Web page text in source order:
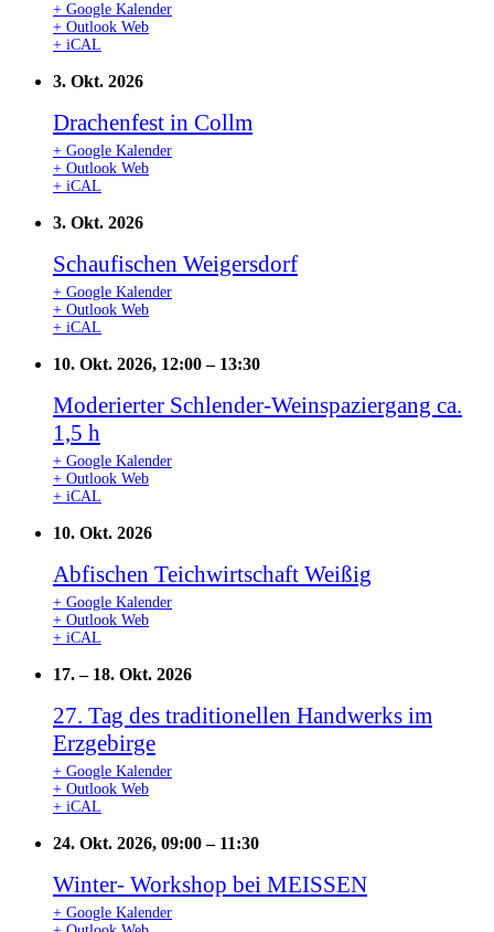
+ Google Kalender
+ Outlook Web
+ iCAL
3. Okt. 2026
Drachenfest in Collm
+ Google Kalender
+ Outlook Web
+ iCAL
3. Okt. 2026
Schaufischen Weigersdorf
+ Google Kalender
+ Outlook Web
+ iCAL
10. Okt. 2026, 12:00–13:30
Moderierter Schlender-Weinspaziergang ca.
1,5 h
+ Google Kalender
+ Outlook Web
+ iCAL
10. Okt. 2026
Abfischen Teichwirtschaft Weißig
+ Google Kalender
+ Outlook Web
+ iCAL
17.–18. Okt. 2026
27. Tag des traditionellen Handwerks im
Erzgebirge
+ Google Kalender
+ Outlook Web
+ iCAL
24. Okt. 2026, 09:00–11:30
Winter- Workshop bei MEISSEN
+ Google Kalender